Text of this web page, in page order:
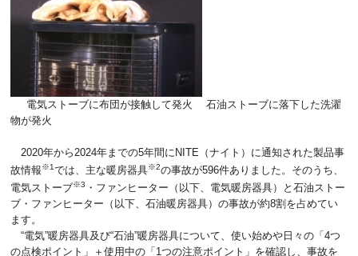
電気ストーブに布団が接触して発火 石油ストーブに落下した洗濯
物が発火
2020年から2024年までの5年間にNITE（ナイト）に通知された製品事
故情報※1では、主な暖房器具※2の事故が596件ありました。そのうち、
電気ストーブ※3 ・ファンヒーター（以下、電気暖房器具）と石油ストー
ブ・ファンヒーター（以下、石油暖房器具）の事故が約8割を占めてい
ます。
“電気”暖房器具及び“石油”暖房器具について、使い始めや日々の「4つ
の点検ポイント」＋使用中の「1つの注意ポイント」を確認し、事故を